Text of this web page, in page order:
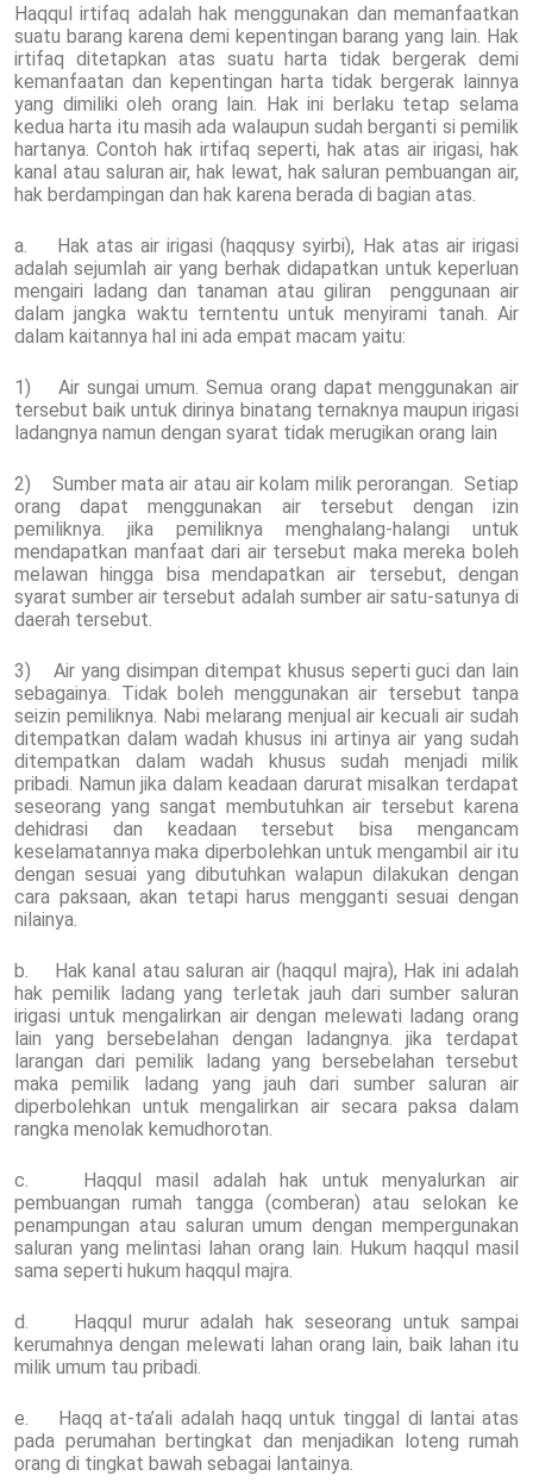
Haqqul irtifaq adalah hak menggunakan dan memanfaatkan
suatu barang karena demi kepentingan barang yang lain. Hak
irtifaq ditetapkan atas suatu harta tidak bergerak demi
kemanfaatan dan kepentingan harta tidak bergerak lainnya
yang dimiliki oleh orang lain. Hak ini berlaku tetap selama
kedua harta itu masih ada walaupun sudah berganti si pemilik
hartanya. Contoh hak irtifaq seperti, hak atas air irigasi, hak
kanal atau saluran air, hak lewat, hak saluran pembuangan air,
hak berdampingan dan hak karena berada di bagian atas.
a. Hak atas air irigasi (haqqusy syirbi), Hak atas air irigasi
adalah sejumlah air yang berhak didapatkan untuk keperluan
mengairi ladang dan tanaman atau giliran penggunaan air
dalam jangka waktu terntentu untuk menyirami tanah. Air
dalam kaitannya hal ini ada empat macam yaitu:
1) Air sungai umum. Semua orang dapat menggunakan air
tersebut baik untuk dirinya binatang ternaknya maupun irigasi
ladangnya namun dengan syarat tidak merugikan orang lain
2) Sumber mata air atau air kolam milik perorangan. Setiap
orang dapat menggunakan air tersebut dengan izin
pemiliknya. jika pemiliknya menghalang-halangi untuk
mendapatkan manfaat dari air tersebut maka mereka boleh
melawan hingga bisa mendapatkan air tersebut, dengan
syarat sumber air tersebut adalah sumber air satu-satunya di
daerah tersebut.
3) Air yang disimpan ditempat khusus seperti guci dan lain
sebagainya. Tidak boleh menggunakan air tersebut tanpa
seizin pemiliknya. Nabi melarang menjual air kecuali air sudah
ditempatkan dalam wadah khusus ini artinya air yang sudah
ditempatkan dalam wadah khusus sudah menjadi milik
pribadi. Namun jika dalam keadaan darurat misalkan terdapat
seseorang yang sangat membutuhkan air tersebut karena
dehidrasi dan keadaan tersebut bisa mengancam
keselamatannya maka diperbolehkan untuk mengambil air itu
dengan sesuai yang dibutuhkan walapun dilakukan dengan
cara paksaan, akan tetapi harus mengganti sesuai dengan
nilainya.
b. Hak kanal atau saluran air (haqqul majra), Hak ini adalah
hak pemilik ladang yang terletak jauh dari sumber saluran
irigasi untuk mengalirkan air dengan melewati ladang orang
lain yang bersebelahan dengan ladangnya. jika terdapat
larangan dari pemilik ladang yang bersebelahan tersebut
maka pemilik ladang yang jauh dari sumber saluran air
diperbolehkan untuk mengalirkan air secara paksa dalam
rangka menolak kemudhorotan.
c. Haqqul masil adalah hak untuk menyalurkan air
pembuangan rumah tangga (comberan) atau selokan ke
penampungan atau saluran umum dengan mempergunakan
saluran yang melintasi lahan orang lain. Hukum haqqul masil
sama seperti hukum haqqul majra.
d. Haqqul murur adalah hak seseorang untuk sampai
kerumahnya dengan melewati lahan orang lain, baik lahan itu
milik umum tau pribadi.
e. Haqq at-ta’ali adalah haqq untuk tinggal di lantai atas
pada perumahan bertingkat dan menjadikan loteng rumah
orang di tingkat bawah sebagai lantainya.